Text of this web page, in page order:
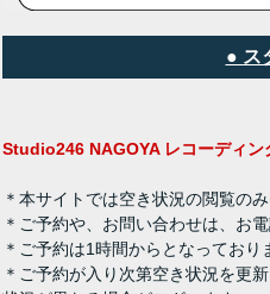
● ス
Studio246 NAGOYA レコーディン
＊本サイトでは空き状況の閲覧の
＊ご予約や、お問い合わせは、お
＊ご予約は1時間からとなっており
＊ご予約が入り次第空き状況を更